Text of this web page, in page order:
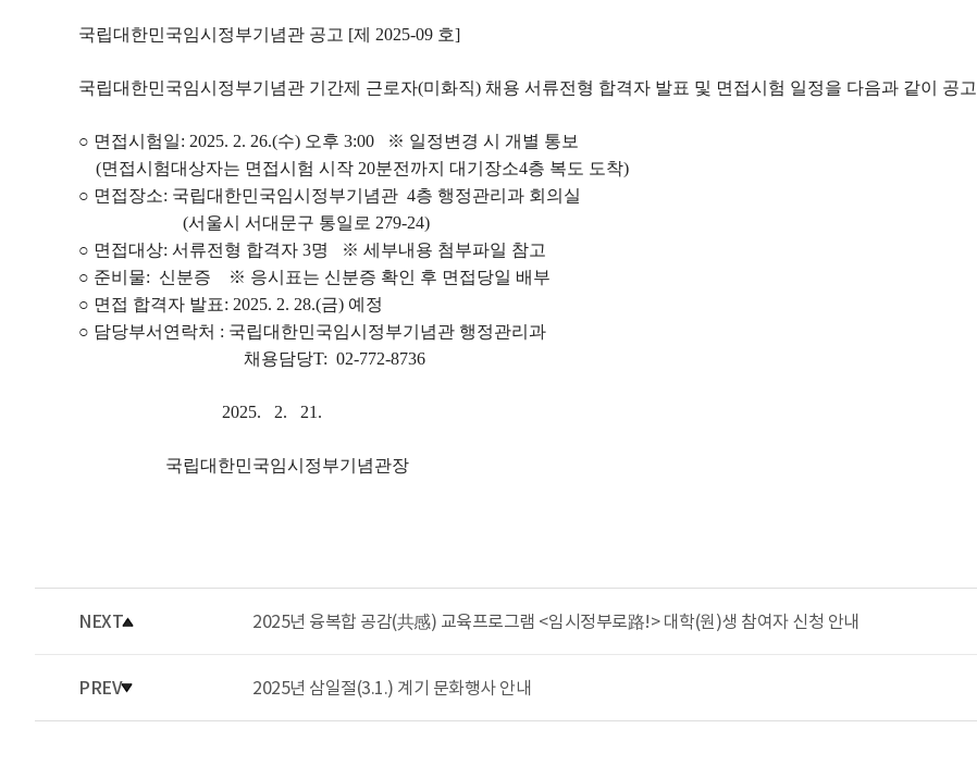
국립대한민국임시정부기념관 공고 [제 2025-09 호]
국립대한민국임시정부기념관 기간제 근로자(미화직) 채용 서류전형 합격자 발표 및 면접시험 일정을 다음과 같이 공
○ 면접시험일: 2025. 2. 26.(수) 오후 3:00 ※ 일정변경 시 개별 통보
(면접시험대상자는 면접시험 시작 20분전까지 대기장소4층 복도 도착)
○ 면접장소: 국립대한민국임시정부기념관 4층 행정관리과 회의실
(서울시 서대문구 통일로 279-24)
○ 면접대상: 서류전형 합격자 3명 ※ 세부내용 첨부파일 참고
○ 준비물: 신분증 ※ 응시표는 신분증 확인 후 면접당일 배부
○ 면접 합격자 발표: 2025. 2. 28.(금) 예정
○ 담당부서연락처 : 국립대한민국임시정부기념관 행정관리과
채용담당T: 02-772-8736
2025. 2. 21.
국립대한민국임시정부기념관장
NEXT 2025년 융복합 공감(共感) 교육프로그램 <임시정부로路!> 대학(원)생 참여자 신청 안내
PREV 2025년 삼일절(3.1.) 계기 문화행사 안내